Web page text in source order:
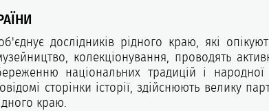
дослідників рідного краю, які
колекціонування, проводять
національних традицій і народної
сторінки історії, здійснюють велику
краю.